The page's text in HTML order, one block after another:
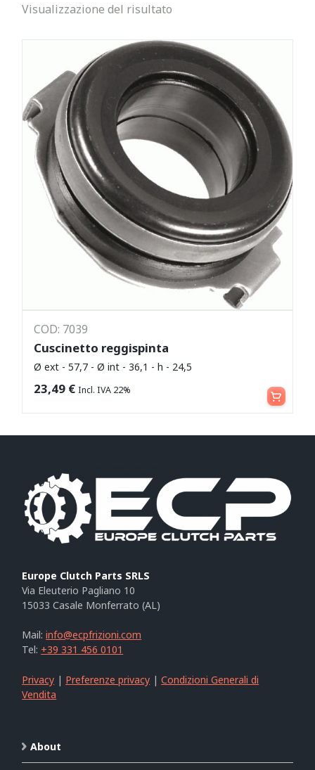
Visualizzazione del risultato
COD: 7039
Cuscinetto reggispinta
Ø ext - 57,7 - Ø int - 36,1 - h - 24,5
23,49 € Incl. IVA 22% Leggi tutto
Europe Clutch Parts SRLS
Via Eleuterio Pagliano 10
15033 Casale Monferrato (AL)
Mail:info@ecpfrizioni.com
Tel: +39 331 456 0101
Privacy | Preferenze privacy |Condizioni Generali di
Vendita
About